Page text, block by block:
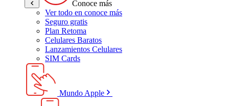
Conoce más
Ver todo en conoce más
Seguro gratis
Plan Retoma
Celulares Baratos
Lanzamientos Celulares
SIM Cards
Mundo Apple